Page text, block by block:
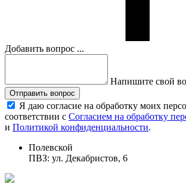
Добавить вопрос ...
Напишите свой
Отправить вопрос
Я даю согласие на обработку моих
соответствии с Согласием на обработку
и Политикой конфиденциальности.
Полевской
ПВЗ: ул. Декабристов, 6